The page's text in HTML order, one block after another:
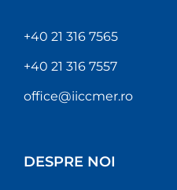
+40 21 316 7565
+40 21 316 7557
office@iiccmer.ro
DESPRE NOI